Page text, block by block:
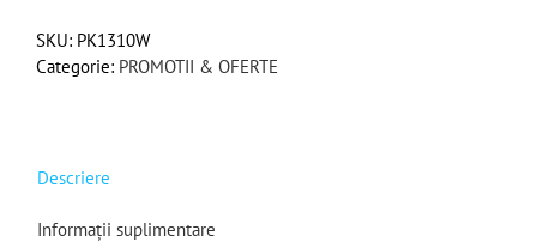
autoaderentă
Kindban
SKU: PK1310W
Categorie: PROMOTII & OFERTE
Descriere
Informații suplimentare